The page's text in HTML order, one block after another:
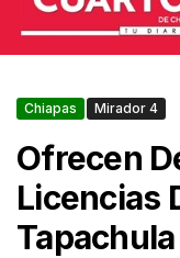
Chiapas Mirador 4
Ofrecen
Licencias
Tapachula